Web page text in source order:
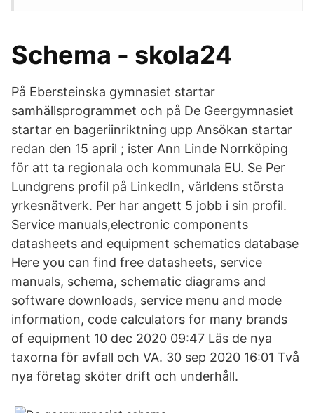
Schema - skola24
På Ebersteinska gymnasiet startar
samhällsprogrammet och på De Geergymnasiet
startar en bageriinriktning upp Ansökan startar
redan den 15 april ; ister Ann Linde Norrköping
för att ta regionala och kommunala EU. Se Per
Lundgrens profil på LinkedIn, världens största
yrkesnätverk. Per har angett 5 jobb i sin profil.
Service manuals,electronic components
datasheets and equipment schematics database
Here you can find free datasheets, service
manuals, schema, schematic diagrams and
software downloads, service menu and mode
information, code calculators for many brands
of equipment 10 dec 2020 09:47 Läs de nya
taxorna för avfall och VA. 30 sep 2020 16:01 Två
nya företag sköter drift och underhåll.